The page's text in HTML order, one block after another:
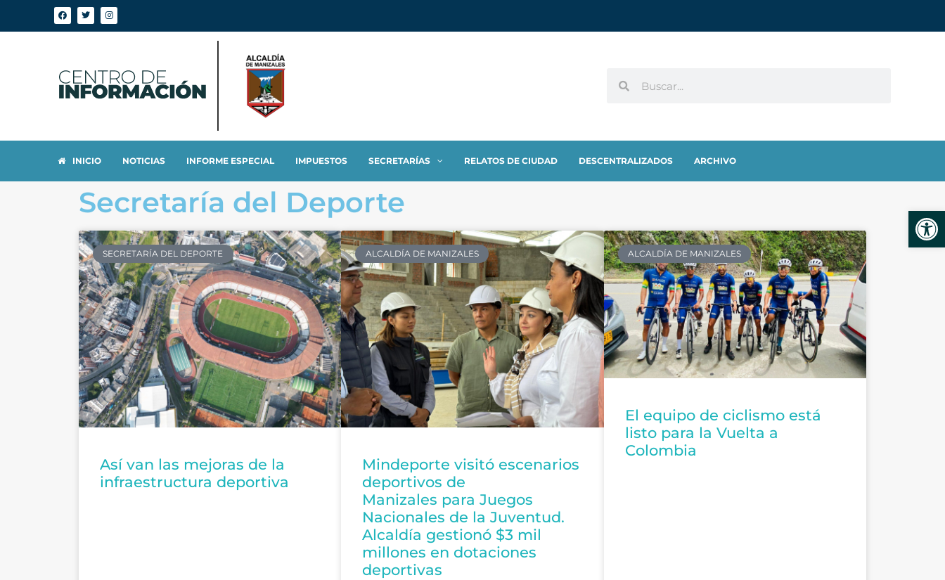
INICIO NOTICIAS INFORME ESPECIAL IMPUESTOS SECRETARÍAS RELATOS DE CIUDAD DESCENTRALIZADOS ARCHIVO
Secretaría del Deporte
SECRETARÍA DEL DEPORTE
Así van las mejoras de la
infraestructura deportiva
ALCALDÍA DE MANIZALES
Mindeporte visitó escenarios
deportivos de
Manizales para Juegos
Nacionales de la Juventud.
Alcaldía gestionó $3 mil
millones en dotaciones
deportivas
ALCALDÍA DE MANIZALES
El equipo de ciclismo está
listo para la Vuelta a
Colombia